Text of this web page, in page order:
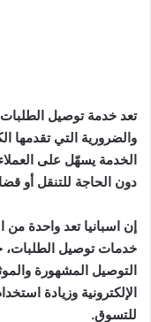
تعد خدمة توصيل
والضرورية التي تقدمها
الخدمة يسهّل على
دون الحاجة للتنقل أو
إن اسبانيا تعد واحدة
خدمات توصيل
التوصيل المشهورة
الإلكترونية وزيادة
للتسوق.